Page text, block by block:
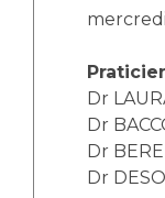
Handi 13
Pôle
Accueil
Charte
Dr
Dr
Dr
Dr